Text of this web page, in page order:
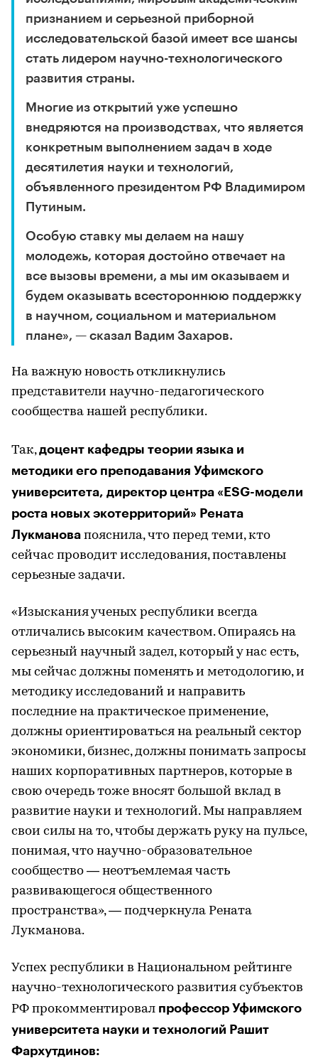
признанием и серьезной приборной
исследовательской базой имеет все шансы
стать лидером научно-технологического
развития страны.
Многие из открытий уже успешно
внедряются на производствах, что является
конкретным выполнением задач в ходе
десятилетия науки и технологий,
объявленного президентом РФ Владимиром
Путиным.
Особую ставку мы делаем на нашу
молодежь, которая достойно отвечает на
все вызовы времени, а мы им оказываем и
будем оказывать всестороннюю поддержку
в научном, социальном и материальном
плане», — сказал Вадим Захаров.
На важную новость откликнулись
представители научно-педагогического
сообщества нашей республики.
Так,доцент кафедры теории языка и
методики его преподавания Уфимского
университета, директор центра «ESG-модели
роста новых экотерриторий» Рената
Лукманова пояснила, что перед теми, кто
сейчас проводит исследования, поставлены
серьезные задачи.
«Изыскания ученых республики всегда
отличались высоким качеством. Опираясь на
серьезный научный задел, который у нас есть,
мы сейчас должны поменять и методологию, и
методику исследований и направить
последние на практическое применение,
должны ориентироваться на реальный сектор
экономики, бизнес, должны понимать запросы
наших корпоративных партнеров, которые в
свою очередь тоже вносят большой вклад в
развитие науки и технологий. Мы направляем
свои силы на то, чтобы держать руку на пульсе,
понимая, что научно-образовательное
сообщество — неотъемлемая часть
развивающегося общественного
пространства», — подчеркнула Рената
Лукманова.
Успех республики в Национальном рейтинге
научно-технологического развития субъектов
РФ прокомментировал профессор Уфимского
университета науки и технологий Рашит
Фархутдинов: